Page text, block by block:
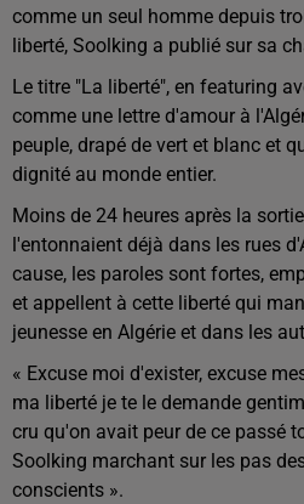
comme un seul homme depuis
liberté, Soolking a publié sur sa
Le titre "La liberté", en featuring
comme une lettre d'amour à
peuple, drapé de vert et blanc et
dignité au monde entier.
Moins de 24 heures après la
l'entonnaient déjà dans les rues
cause, les paroles sont fortes,
et appellent à cette liberté qui
jeunesse en Algérie et dans les
« Excuse moi d'exister, excuse
ma liberté je te le demande
cru qu'on avait peur de ce passé
Soolking marchant sur les pas
conscients ».